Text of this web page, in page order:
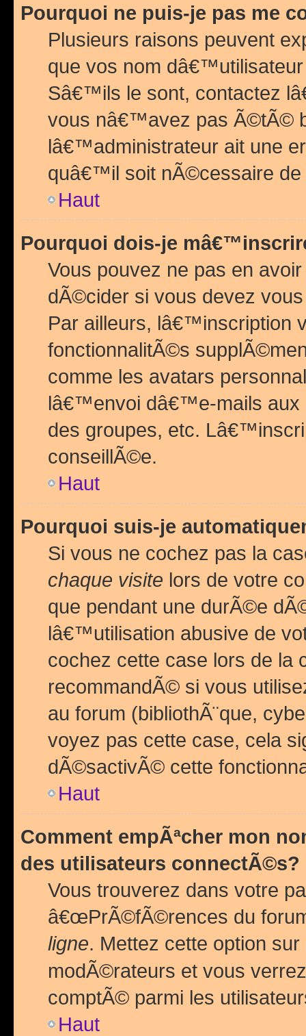
Pourquoi ne puis-je pas me
Plusieurs raisons peuvent
que vos nom
Sâ€™ils le sont, contactez
vous nâ€™avez pas Ã©tÃ©
lâ€™administrateur ait une
quâ€™il soit nÃ©cessaire de
Haut
Pourquoi dois-je
Vous pouvez ne pas en
dÃ©cider si vous devez
Par ailleurs, lâ€™inscription
fonctionnalitÃ©s
comme les avatars
lâ€™envoi dâ€™e-mails
des groupes, etc.
conseillÃ©e.
Haut
Pourquoi suis-je
Si vous ne cochez pas la
chaque visite lors de votre
que pendant une durÃ©e
lâ€™utilisation abusive de
cochez cette case lors de
recommandÃ© si vous
au forum (bibliothÃ¨que,
voyez pas cette case, cela
dÃ©sactivÃ© cette
Haut
Comment empÃªcher mon
des utilisateurs connectÃ©s?
Vous trouverez dans votre
â€œPrÃ©fÃ©rences du
ligne. Mettez cette option sur
modÃ©rateurs et vous
comptÃ© parmi les
Haut